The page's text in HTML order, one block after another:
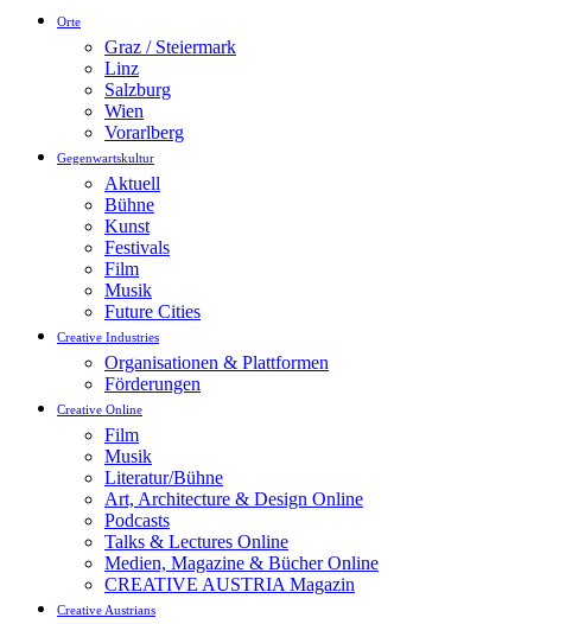
Orte
Graz / Steiermark
Linz
Salzburg
Wien
Vorarlberg
Gegenwartskultur
Aktuell
Bühne
Kunst
Festivals
Film
Musik
Future Cities
Creative Industries
Organisationen & Plattformen
Förderungen
Creative Online
Film
Musik
Literatur/Bühne
Art, Architecture & Design Online
Podcasts
Talks & Lectures Online
Medien, Magazine & Bücher Online
CREATIVE AUSTRIA Magazin
Creative Austrians